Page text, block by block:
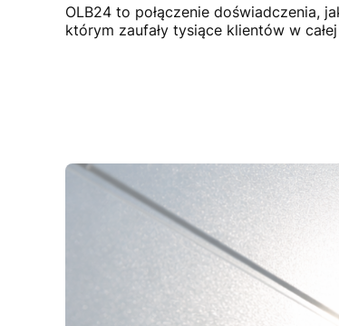
OLB24 to połączenie doświadczenia,
którym zaufały tysiące klientów w